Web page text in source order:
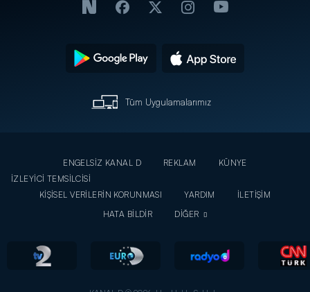
Tüm Uygulamalarımız
ENGELSİZ KANAL D REKLAM
KÜNYE
İZLEYİCİ TEMSİLCİSİ
KİŞİSEL VERİLERİN KORUNMASI
YARDIM
İLETİŞİM
HATA BİLDİR
DİĞER